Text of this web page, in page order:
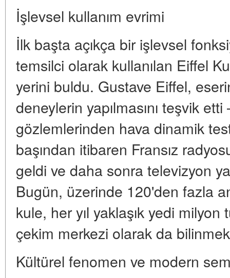
İşlevsel kullanım evrimi
İlk başta açıkça bir işlevsel
temsilci olarak kullanılan Eiffel
yerini buldu. Gustave Eiffel,
deneylerin yapılmasını teşvik
gözlemlerinden hava dinamik
başından itibaren Fransız
geldi ve daha sonra televizyon
Bugün, üzerinde 120'den fazla
kule, her yıl yaklaşık yedi
çekim merkezi olarak da
Kültürel fenomen ve modern